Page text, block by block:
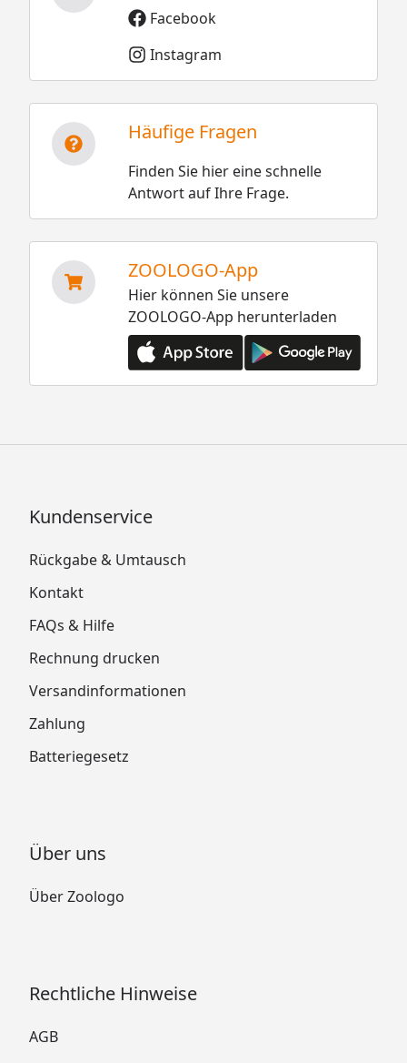
Facebook
Instagram
Häufige Fragen
Finden Sie hier eine schnelle
Antwort auf Ihre Frage.
ZOOLOGO-App
Hier können Sie unsere
ZOOLOGO-App herunterladen
Kundenservice
Rückgabe & Umtausch
Kontakt
FAQs & Hilfe
Rechnung drucken
Versandinformationen
Zahlung
Batteriegesetz
Über uns
Über Zoologo
Rechtliche Hinweise
AGB